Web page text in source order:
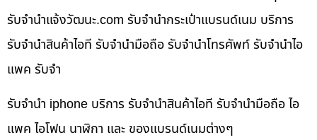
รับจํานําแจ้งวัฒนะ.com รับจำนำกระเป๋าแบรนด์เนม บริการ
รับจำนำสินค้าไอที รับจำนำมือถือ รับจำนำโทรศัพท์ รับจำนำไอ
แพค รับจำ
รับจำนำ iphone บริการ รับจำนำสินค้าไอที รับจำนำมือถือ ไอ
แพค ไอโฟน นาฬิกา และ ของแบรนด์เนมต่างๆ